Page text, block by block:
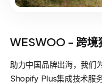
WESWOO - 跨境
助力中国品牌出海，我们
Shopify Plus集成技术服